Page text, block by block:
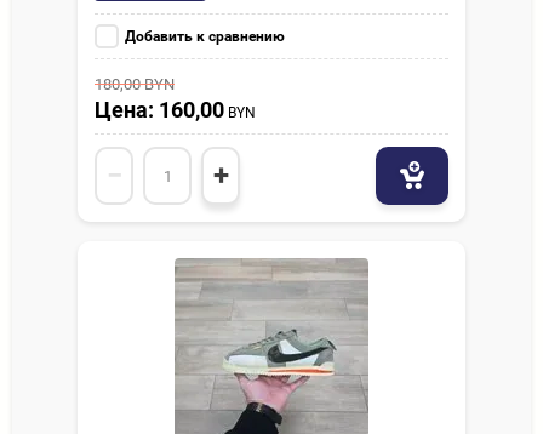
Добавить к сравнению
180,00BYN
Цена: 160,00 BYN
− +